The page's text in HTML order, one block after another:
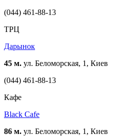
(044) 461-88-13
ТРЦ
Дарынок
45 м. ул. Беломорская, 1, Киев
(044) 461-88-13
Кафе
Black Cafe
86 м. ул. Беломорская, 1, Киев